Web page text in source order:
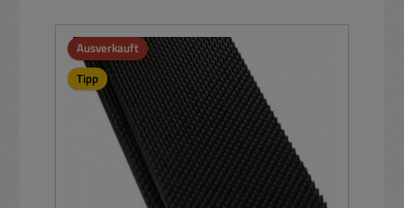
Ausverkauft
Tipp